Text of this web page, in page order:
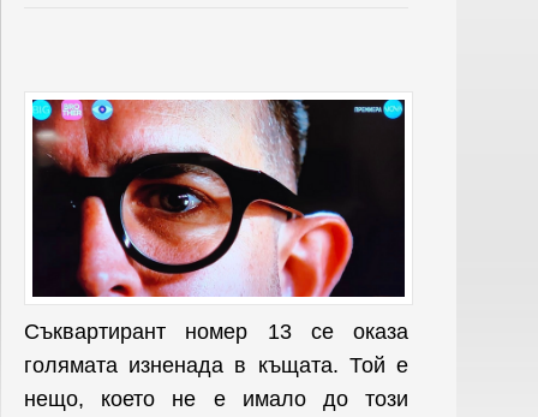
Съквартирант номер 13 се оказа
голямата изненада в къщата. Той е
нещо, което не е имало до този